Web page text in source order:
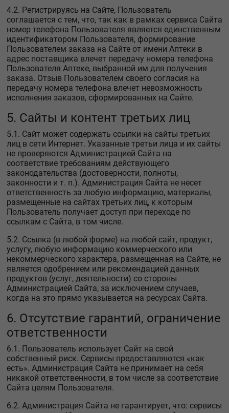
4.2. Регистрируясь на Сайте, Пользователь
соглашается с тем, что, так как в рамках сервиса Сайта
номер телефона Пользователя является единственным
идентификатором Пользователя, формирование
Пользователем заказа на Сайте от имени Аптеки в
адрес поставщика влечет передачу номера телефона
Пользователя Аптеке, выбранной им для получения
заказа. Отзыв Пользователем своего согласия на
передачу номера телефона влечет невозможность
исполнения заказов, сформированных на Сайте.
5. Сайты и контент третьих лиц
5.1. Сайт может содержать ссылки на сайты третьих
лиц в сети Интернет. Указанные третьи лица и их сайты
не проверяются Администрацией Сайта на
соответствие требованиям действующего
законодательства (достоверности, полноты,
законности и т. п.). Администрация Сайта не несет
ответственность за любую информацию, материалы,
размещенные на сайтах третьих лиц, к которым
Пользователь получает доступ при переходе по
ссылкам с Сайта, в том числе.
5.2. Ссылка (в любой форме) на любой сайт, продукт,
услугу, любую информацию коммерческого или
некоммерческого характера, размещенная на Сайте, не
является одобрением или рекомендацией данных
продуктов (услуг, деятельности) со стороны
Администрацией Сайта, за исключением случаев,
когда на это прямо указывается на ресурсах Сайта.
6. Отсутствие гарантий, ограничение
ответственности
6.1. Пользователь использует Сайт на свой
собственный риск. Сервисы предоставляются «как
есть». Администрация Сайта не принимает на себя
никакой ответственности, в том числе за соответствие
Сайта целям Пользователя.
6.2. Администрация Сайта не гарантирует, что: сервисы